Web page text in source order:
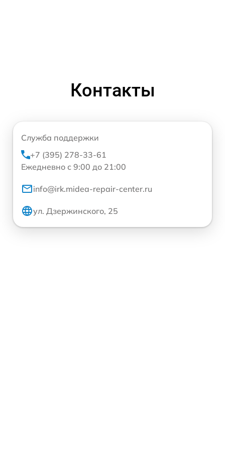
Контакты
Служба поддержки
+7 (395) 278-33-61
Ежедневно с 9:00 до 21:00
info@irk.midea-repair-center.ru
ул. Дзержинского, 25